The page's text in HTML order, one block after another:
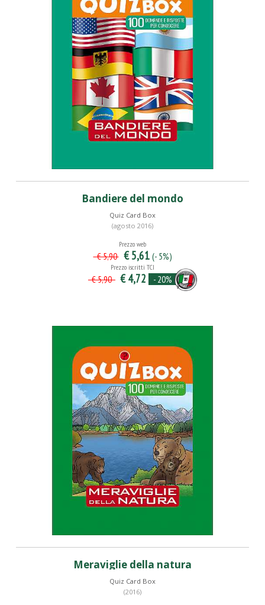
Bandiere del mondo
Quiz Card Box
(agosto 2016)
Prezzo web
€ 5,90 € 5,61 (- 5%)
Prezzo iscritti TCI
€ 5,90 € 4,72 - 20%
Meraviglie della natura
Quiz Card Box
(2016)